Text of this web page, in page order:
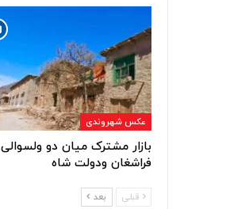
عکس شهروندی
بازار مشترک میان دو ولسوالی
فراشغان ودولت شاه
قبلی بعد